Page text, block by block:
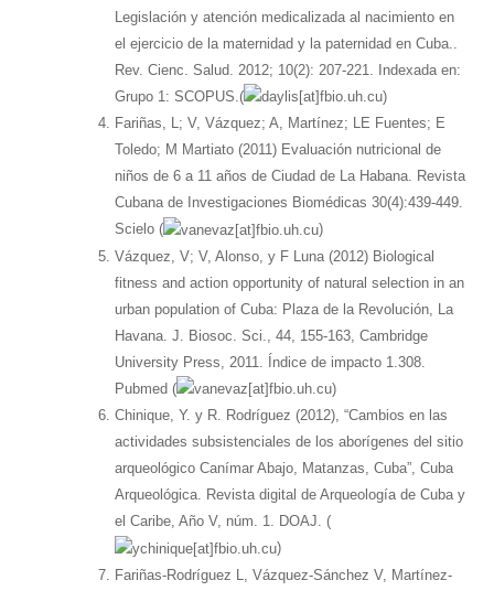
Legislación y atención medicalizada al nacimiento en
el ejercicio de la maternidad y la paternidad en Cuba..
Rev. Cienc. Salud. 2012; 10(2): 207-221. Indexada en:
Grupo 1: SCOPUS.(
)
Fariñas, L; V, Vázquez; A, Martínez; LE Fuentes; E
Toledo; M Martiato (2011) Evaluación nutricional de
niños de 6 a 11 años de Ciudad de La Habana. Revista
Cubana de Investigaciones Biomédicas 30(4):439-449.
Scielo (
)
Vázquez, V; V, Alonso, y F Luna (2012) Biological
fitness and action opportunity of natural selection in an
urban population of Cuba: Plaza de la Revolución, La
Havana. J. Biosoc. Sci., 44, 155-163, Cambridge
University Press, 2011. Índice de impacto 1.308.
Pubmed (
)
Chinique, Y. y R. Rodríguez (2012), “Cambios en las
actividades subsistenciales de los aborígenes del sitio
arqueológico Canímar Abajo, Matanzas, Cuba”, Cuba
Arqueológica. Revista digital de Arqueología de Cuba y
el Caribe, Año V, núm. 1. DOAJ. (
)
Fariñas-Rodríguez L, Vázquez-Sánchez V, Martínez-